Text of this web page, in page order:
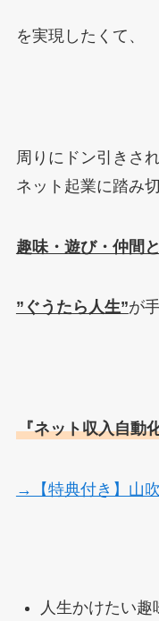
を実現したくて、
周りにドン引きさ
ネット起業に踏み
趣味・遊び・仲間
”ぐうたら人生”が
『ネット収入自動
→【特典付き】山
人生かけたい趣